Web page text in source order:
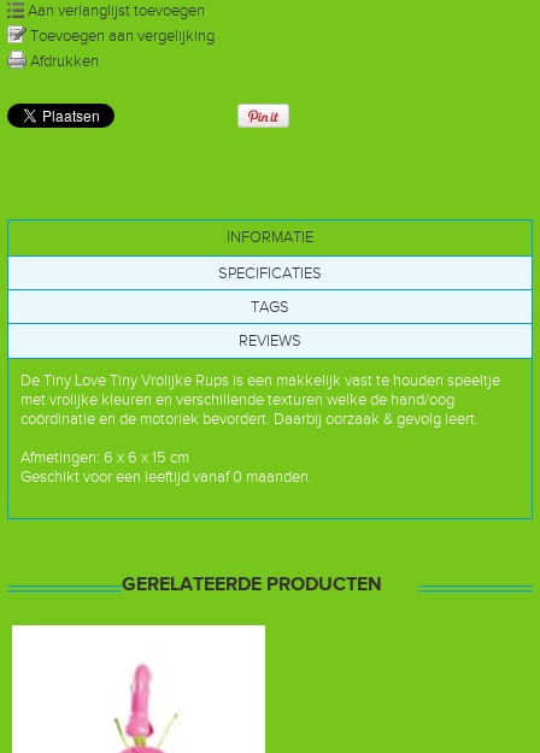
Aan verlanglijst toevoegen
Toevoegen aan vergelijking
Afdrukken
INFORMATIE
SPECIFICATIES
TAGS
REVIEWS
De Tiny Love Tiny Vrolijke Rups is een makkelijk vast te houden speeltje
met vrolijke kleuren en verschillende texturen welke de hand/oog
coördinatie en de motoriek bevordert. Daarbij oorzaak & gevolg leert.
Afmetingen: 6 x 6 x 15 cm
Geschikt voor een leeftijd vanaf 0 maanden.
GERELATEERDE PRODUCTEN